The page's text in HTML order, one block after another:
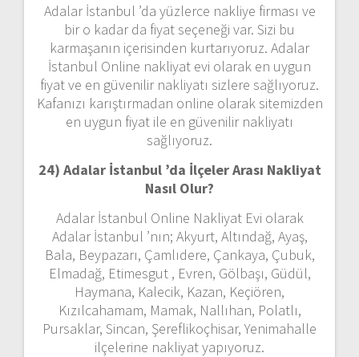
Adalar İstanbul ’da yüzlerce nakliye firması ve
bir o kadar da fiyat seçeneği var. Sizi bu
karmaşanın içerisinden kurtarıyoruz. Adalar
İstanbul Online nakliyat evi olarak en uygun
fiyat ve en güvenilir nakliyatı sizlere sağlıyoruz.
Kafanızı karıştırmadan online olarak sitemizden
en uygun fiyat ile en güvenilir nakliyatı
sağlıyoruz.
24) Adalar İstanbul ’da İlçeler Arası Nakliyat
Nasıl Olur?
Adalar İstanbul Online Nakliyat Evi olarak
Adalar İstanbul ’nın; Akyurt, Altındağ, Ayaş,
Bala, Beypazarı, Çamlıdere, Çankaya, Çubuk,
Elmadağ, Etimesgut , Evren, Gölbaşı, Güdül,
Haymana, Kalecik, Kazan, Keçiören,
Kızılcahamam, Mamak, Nallıhan, Polatlı,
Pursaklar, Sincan, Şereflikoçhisar, Yenimahalle
ilçelerine nakliyat yapıyoruz.